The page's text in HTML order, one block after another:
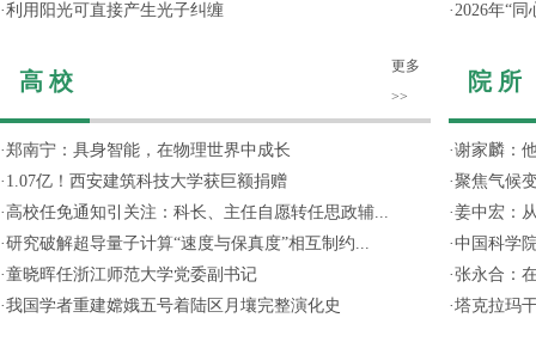
·利用阳光可直接产生光子纠缠
高 校
更多
>>
·郑南宁：具身智能，在物理世界中成长
· 1.07亿！西安建筑科技大学获巨额捐赠
· 高校任免通知引关注：科长、主任自愿转任思政辅...
·研究破解超导量子计算“速度与保真度”相互制约...
·童晓晖任浙江师范大学党委副书记
·我国学者重建嫦娥五号着陆区月壤完整演化史
·2026年“
院 所
·谢家麟：
·聚焦气候
·姜中宏：
·中国科学
·张永合：
·塔克拉玛